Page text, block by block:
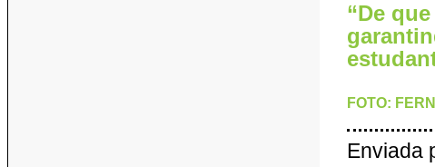
“De
FOTO: